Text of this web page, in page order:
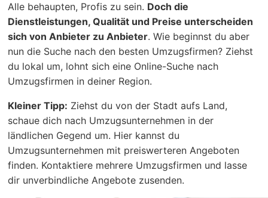
Alle behaupten, Profis zu sein. Doch die
Dienstleistungen, Qualität und Preise unterscheiden
sich von Anbieter zu Anbieter. Wie beginnst du aber
nun die Suche nach den besten Umzugsfirmen? Ziehst
du lokal um, lohnt sich eine Online-Suche nach
Umzugsfirmen in deiner Region.
Kleiner Tipp: Ziehst du von der Stadt aufs Land,
schaue dich nach Umzugsunternehmen in der
ländlichen Gegend um. Hier kannst du
Umzugsunternehmen mit preiswerteren Angeboten
finden. Kontaktiere mehrere Umzugsfirmen und lasse
dir unverbindliche Angebote zusenden.